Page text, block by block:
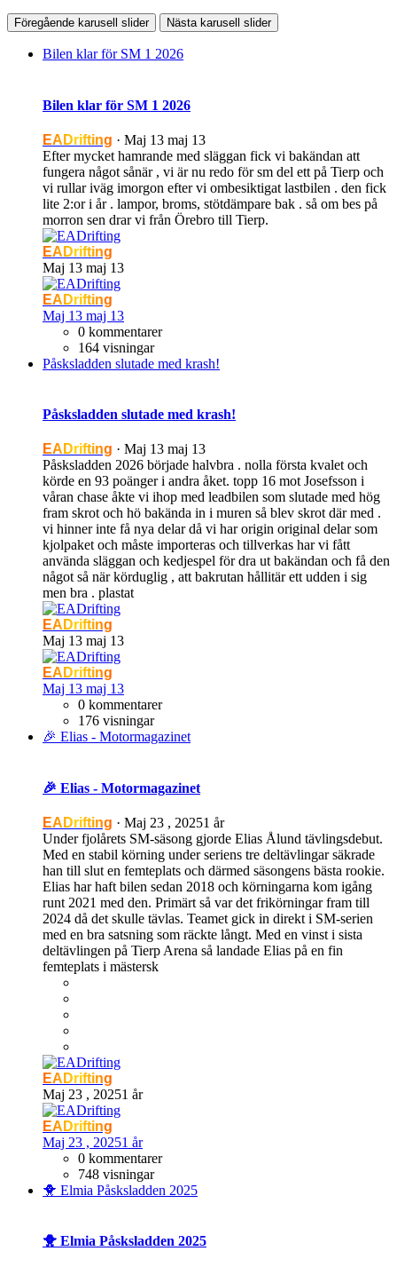
Föregående karusell slider Nästa karusell slider
Bilen klar för SM 1 2026
Bilen klar för SM 1 2026
EADrifting · Maj 13 maj 13
Efter mycket hamrande med släggan fick vi bakändan att
fungera något sånär , vi är nu redo för sm del ett på Tierp och
vi rullar iväg imorgon efter vi ombesiktigat lastbilen . den fick
lite 2:or i år . lampor, broms, stötdämpare bak . så om bes på
morron sen drar vi från Örebro till Tierp.
EADrifting
Maj 13 maj 13
EADrifting
Maj 13 maj 13
0 kommentarer
164 visningar
Påsksladden slutade med krash!
Påsksladden slutade med krash!
EADrifting · Maj 13 maj 13
Påsksladden 2026 började halvbra . nolla första kvalet och
körde en 93 poänger i andra åket. topp 16 mot Josefsson i
våran chase åkte vi ihop med leadbilen som slutade med hög
fram skrot och hö bakända in i muren så blev skrot där med .
vi hinner inte få nya delar då vi har origin original delar som
kjolpaket och måste importeras och tillverkas har vi fått
använda släggan och kedjespel för dra ut bakändan och få den
något så när körduglig , att bakrutan hållitär ett udden i sig
men bra . plastat
EADrifting
Maj 13 maj 13
EADrifting
Maj 13 maj 13
0 kommentarer
176 visningar
🎉 Elias - Motormagazinet
🎉 Elias - Motormagazinet
EADrifting · Maj 23 , 20251 år
Under fjolårets SM-säsong gjorde Elias Ålund tävlingsdebut.
Med en stabil körning under seriens tre deltävlingar säkrade
han till slut en femteplats och därmed säsongens bästa rookie.
Elias har haft bilen sedan 2018 och körningarna kom igång
runt 2021 med den. Primärt så var det frikörningar fram till
2024 då det skulle tävlas. Teamet gick in direkt i SM-serien
med en bra satsning som räckte långt. Med en vinst i sista
deltävlingen på Tierp Arena så landade Elias på en fin
femteplats i mästersk
EADrifting
Maj 23 , 20251 år
EADrifting
Maj 23 , 20251 år
0 kommentarer
748 visningar
🐥 Elmia Påsksladden 2025
🐥 Elmia Påsksladden 2025